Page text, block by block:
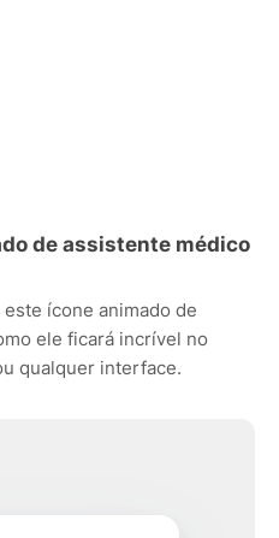
de assistente médico
ícone animado de
ele ficará incrível no
qualquer interface.